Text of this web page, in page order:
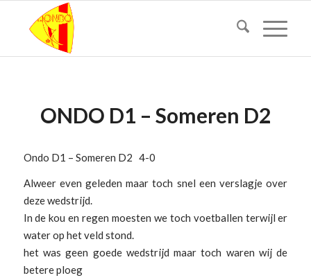
ONDO D1 – Someren D2
Ondo D1 – Someren D2 4-0
Alweer even geleden maar toch snel een verslagje over
deze wedstrijd.
In de kou en regen moesten we toch voetballen terwijl er
water op het veld stond.
het was geen goede wedstrijd maar toch waren wij de
betere ploeg